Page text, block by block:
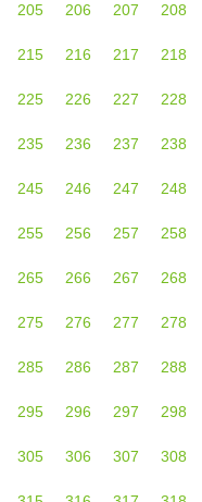
205 206 207 208
215 216 217 218
225 226 227 228
235 236 237 238
245 246 247 248
255 256 257 258
265 266 267 268
275 276 277 278
285 286 287 288
295 296 297 298
305 306 307 308